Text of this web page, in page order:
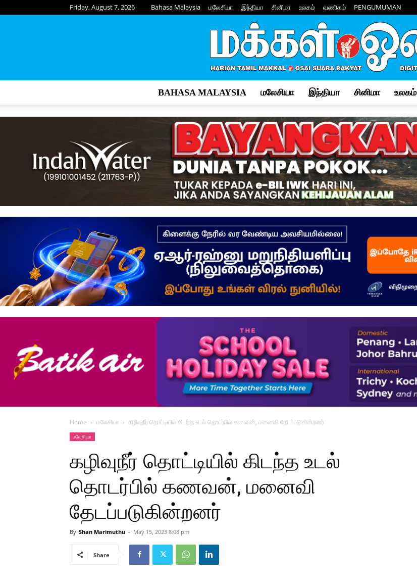
Friday, August 7, 2026 Bahasa Malaysia மலேசியா இந்தியா சினிமா உலகம் வணிகம் PENGUMUMAN
Osai
–
மக்கள்
BAHASA MALAYSIA மலேசியா இந்தியா சினிமா உலகம்
Home மலேசியா கழிவுநீர் தொட்டியில் கிடந்த உடல் தொடர்பில் கணவன், மனைவி தேடப்படுகின்றனர்
மலேசியா
கழிவுநீர் தொட்டியில் கிடந்த உடல்
தொடர்பில் கணவன், மனைவி
தேடப்படுகின்றனர்
By Shan Marimuthu - May 15, 2023 8:08 pm
Share